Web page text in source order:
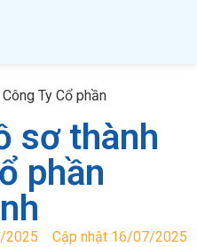
Công Ty Cổ phần
sơ thành
phần
2025 Cập nhật 16/07/2025